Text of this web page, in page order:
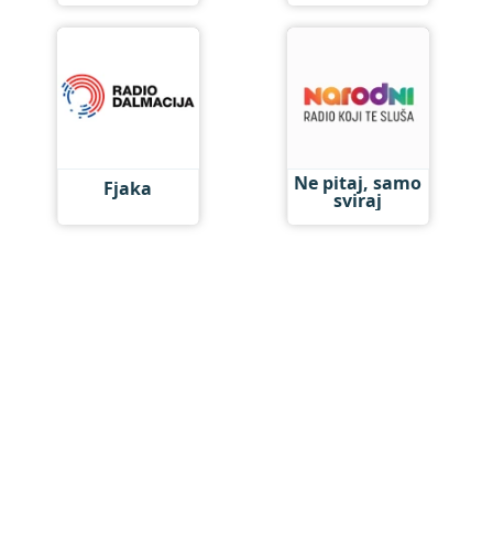
Fjaka Ne pitaj, samo
sviraj